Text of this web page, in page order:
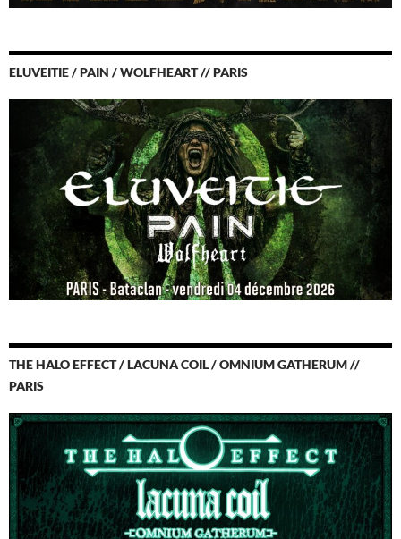
ELUVEITIE / PAIN / WOLFHEART // PARIS
THE HALO EFFECT / LACUNA COIL / OMNIUM GATHERUM //
PARIS